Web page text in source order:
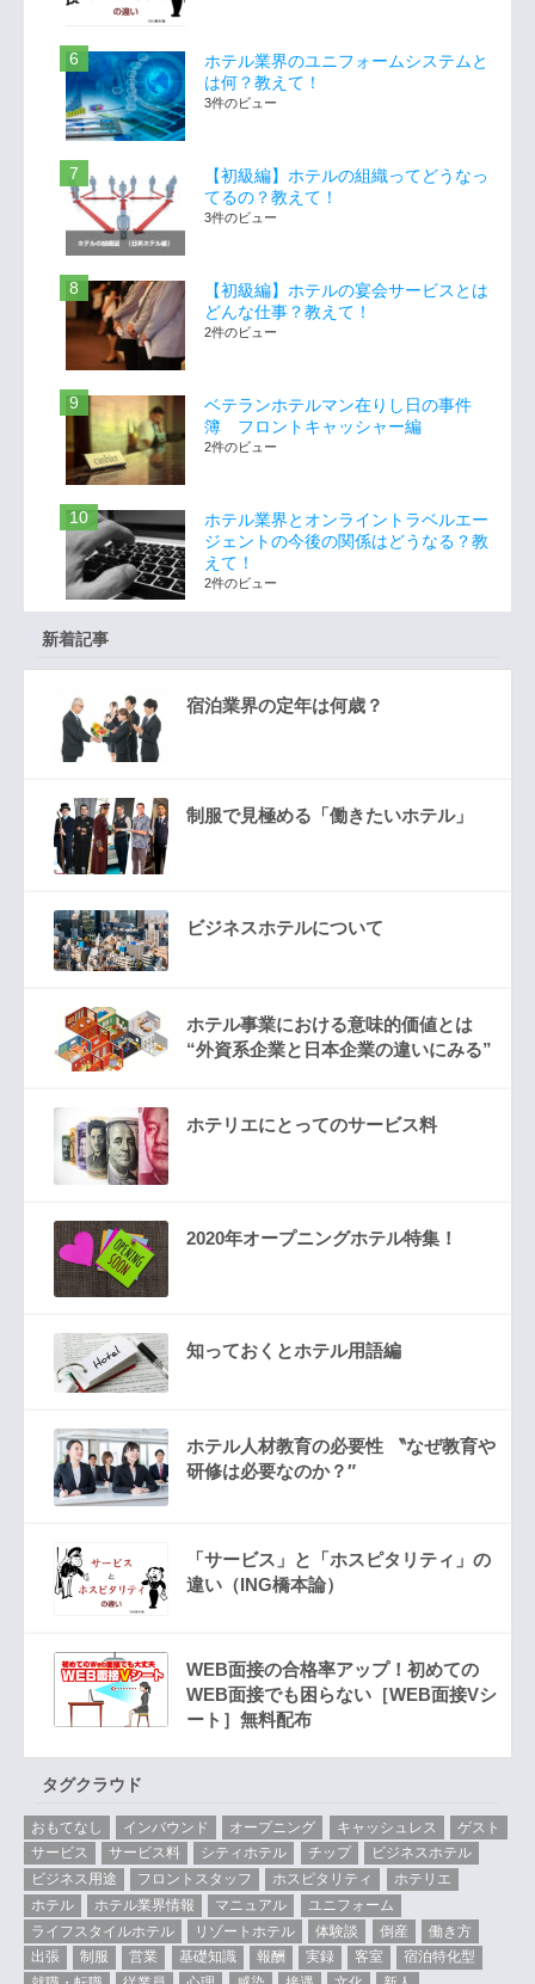
ホテル業界のユニフォームシステムと
は何？教えて！
3件のビュー
【初級編】ホテルの組織ってどうなっ
てるの？教えて！
3件のビュー
【初級編】ホテルの宴会サービスとは
どんな仕事？教えて！
2件のビュー
ベテランホテルマン在りし日の事件
簿 フロントキャッシャー編
2件のビュー
ホテル業界とオンライントラベルエー
ジェントの今後の関係はどうなる？教
えて！
2件のビュー
新着記事
宿泊業界の定年は何歳？
制服で見極める「働きたいホテル」
ビジネスホテルについて
ホテル事業における意味的価値とは
“外資系企業と日本企業の違いにみる”
ホテリエにとってのサービス料
2020年オープニングホテル特集！
知っておくとホテル用語編
ホテル人材教育の必要性 〝なぜ教育や
研修は必要なのか？″
「サービス」と「ホスピタリティ」の
違い（ING橋本論）
WEB面接の合格率アップ！初めての
WEB面接でも困らない［WEB面接Vシ
ート］無料配布
タグクラウド
おもてなし インバウンド オープニング キャッシュレス
ゲスト
サービス
サービス料 シティホテル チップ
ビジネスホテル
ビジネス用途
フロントスタッフ ホスピタリティ
ホテリエ
ホテル
ホテル業界情報 マニュアル
ユニフォーム
ライフスタイルホテル
リゾートホテル 体験談 倒産
働き方
出張
制服 営業 基礎知識 報酬 実録 客室
宿泊特化型